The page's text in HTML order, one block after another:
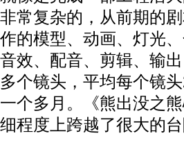
非常复杂的，从前期的
作的模型、动画、灯光
音效、配音、剪辑、输
多个镜头，平均每个镜
一个多月。《熊出没之
细程度上跨越了很大的